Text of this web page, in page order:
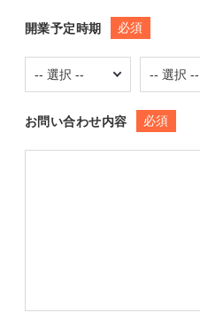
開業予定時期 必須
お問い合わせ内容 必須